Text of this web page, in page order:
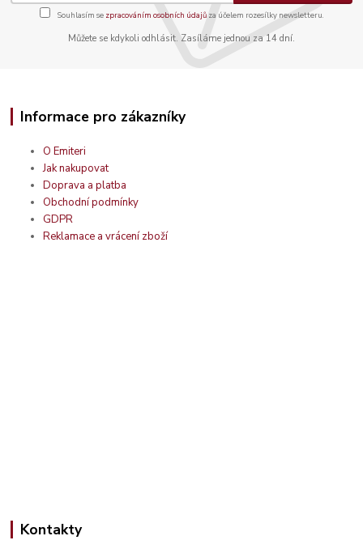
Souhlasím se zpracováním osobních údajůza účelem rozesílky newsletteru.
Můžete se kdykoli odhlásit. Zasíláme jednou za 14 dní.
Informace pro zákazníky
O Emiteri
Jak nakupovat
Doprava a platba
Obchodní podmínky
GDPR
Reklamace a vrácení zboží
Kontakty